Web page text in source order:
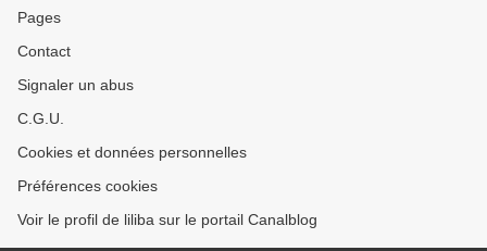
Pages
Contact
Signaler un abus
C.G.U.
Cookies et données personnelles
Préférences cookies
Voir le profil de liliba sur le portail Canalblog